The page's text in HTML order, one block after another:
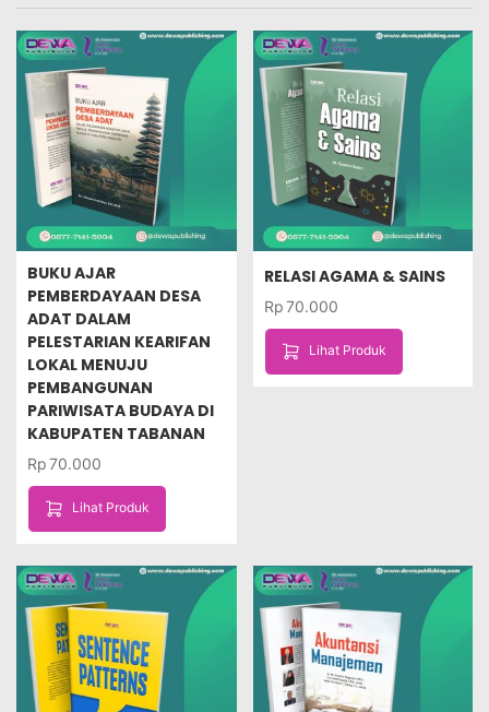
BUKU AJAR
PEMBERDAYAAN DESA
ADAT DALAM
PELESTARIAN KEARIFAN
LOKAL MENUJU
PEMBANGUNAN
PARIWISATA BUDAYA DI
KABUPATEN TABANAN
Rp70.000
Lihat Produk
RELASI AGAMA & SAINS
Rp70.000
Lihat Produk